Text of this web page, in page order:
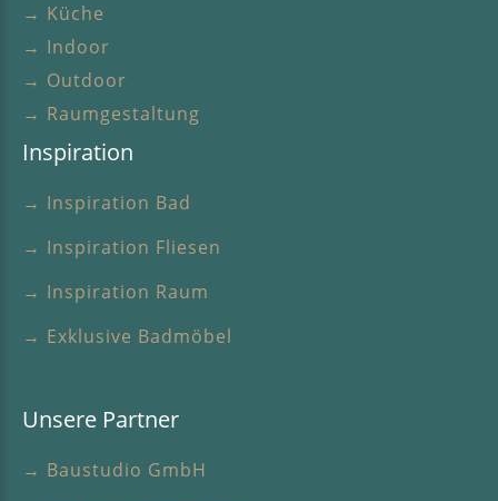
→ Küche
→ Indoor
→ Outdoor
→ Raumgestaltung
Inspiration
→ Inspiration Bad
→ Inspiration Fliesen
→ Inspiration Raum
→ Exklusive Badmöbel
Unsere Partner
→ Baustudio GmbH